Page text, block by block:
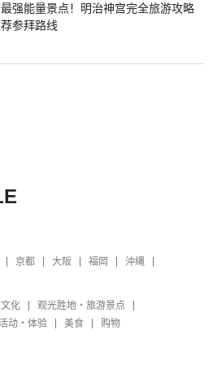
强能量景点！明治神宫完全旅游攻略
参拜路线
京都 大阪 福岡 沖縄
化
观光胜地・旅游景点
动・体验 美食 购物